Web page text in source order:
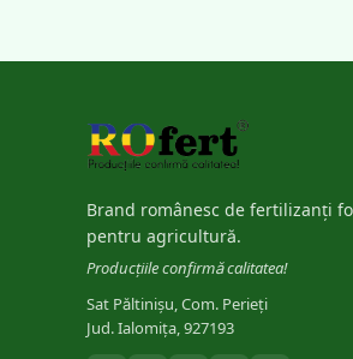
Brand românesc de fertilizanți
pentru agricultură.
Producțiile confirmă calitatea!
Sat Păltinișu, Com. Perieți
Jud. Ialomița, 927193